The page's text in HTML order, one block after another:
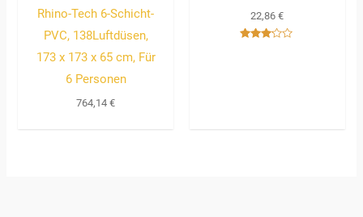
Rhino-Tech 6-Schicht-
PVC, 138Luftdüsen,
173 x 173 x 65 cm, Für
6 Personen
764,14€
22,86€